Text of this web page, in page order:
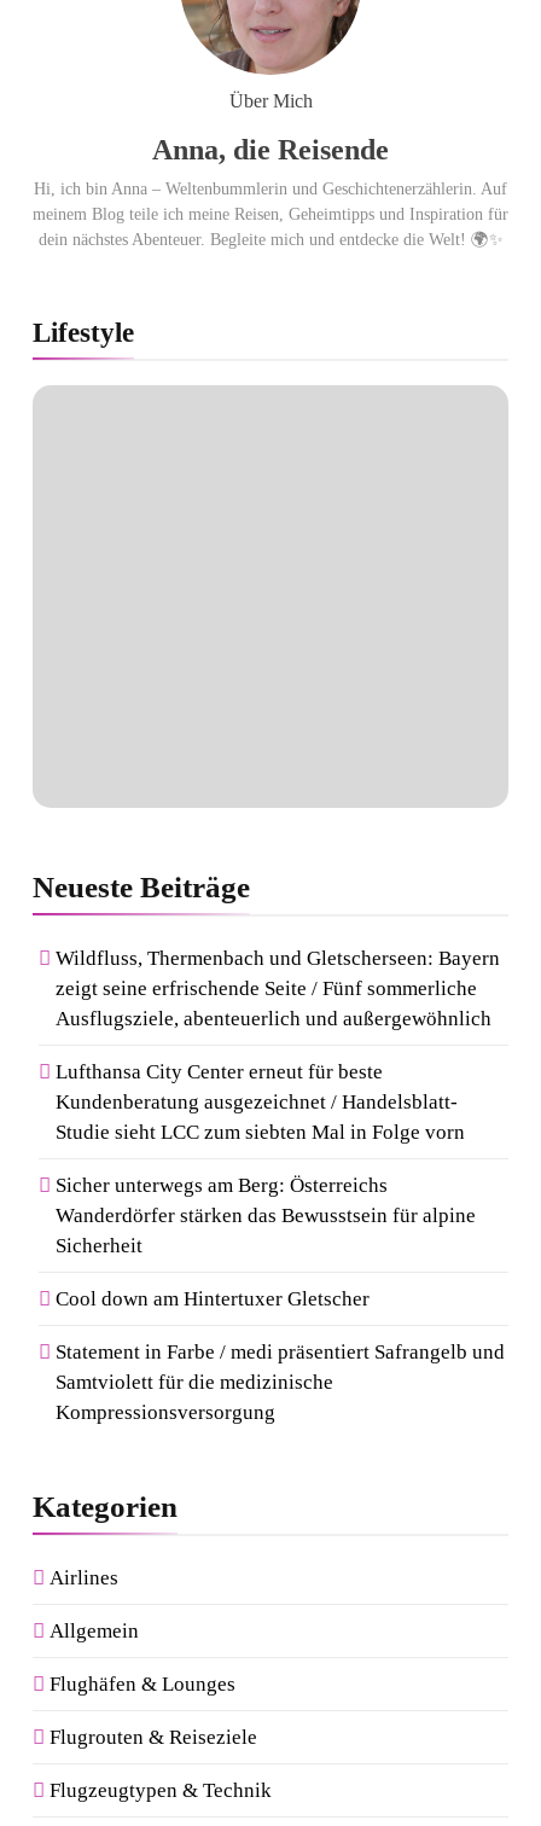
Best of the Best 2026 / NOMOS
Glashütte erzielt 94 von 100
Punkten.
Über Mich
Anna, die Reisende
Hi, ich bin Anna – Weltenbummlerin und Geschichtenerzählerin. Auf
meinem Blog teile ich meine Reisen, Geheimtipps und Inspiration für
dein nächstes Abenteuer. Begleite mich und entdecke die Welt! 🌍✨
Lifestyle
Neueste Beiträge
Wildfluss, Thermenbach und Gletscherseen: Bayern
zeigt seine erfrischende Seite / Fünf sommerliche
Ausflugsziele, abenteuerlich und außergewöhnlich
Lufthansa City Center erneut für beste
Kundenberatung ausgezeichnet / Handelsblatt-
Studie sieht LCC zum siebten Mal in Folge vorn
Sicher unterwegs am Berg: Österreichs
Wanderdörfer stärken das Bewusstsein für alpine
Sicherheit
Cool down am Hintertuxer Gletscher
Statement in Farbe / medi präsentiert Safrangelb und
Samtviolett für die medizinische
Kompressionsversorgung
Kategorien
Airlines
Allgemein
Flughäfen & Lounges
Flugrouten & Reiseziele
Flugzeugtypen & Technik